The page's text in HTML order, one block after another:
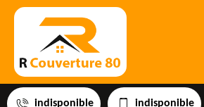
indisponible indisponible